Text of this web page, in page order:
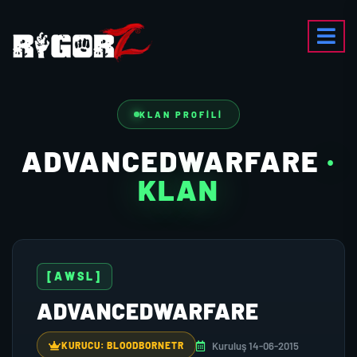
KLAN PROFILI
ADVANCEDWARFARE ·
KLAN
[AWSL]
ADVANCEDWARFARE
KURUCU: BLOODBORNETR Kuruluş 14-06-2015